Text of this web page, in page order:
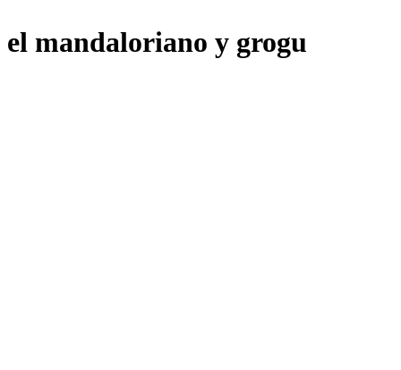
el mandaloriano y grogu